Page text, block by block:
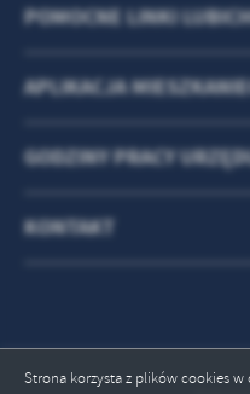
Strona korzysta z plików cookies w
POMOCNE LINKI
APLIKACJA
GODZINY PRACY
KONTAKT